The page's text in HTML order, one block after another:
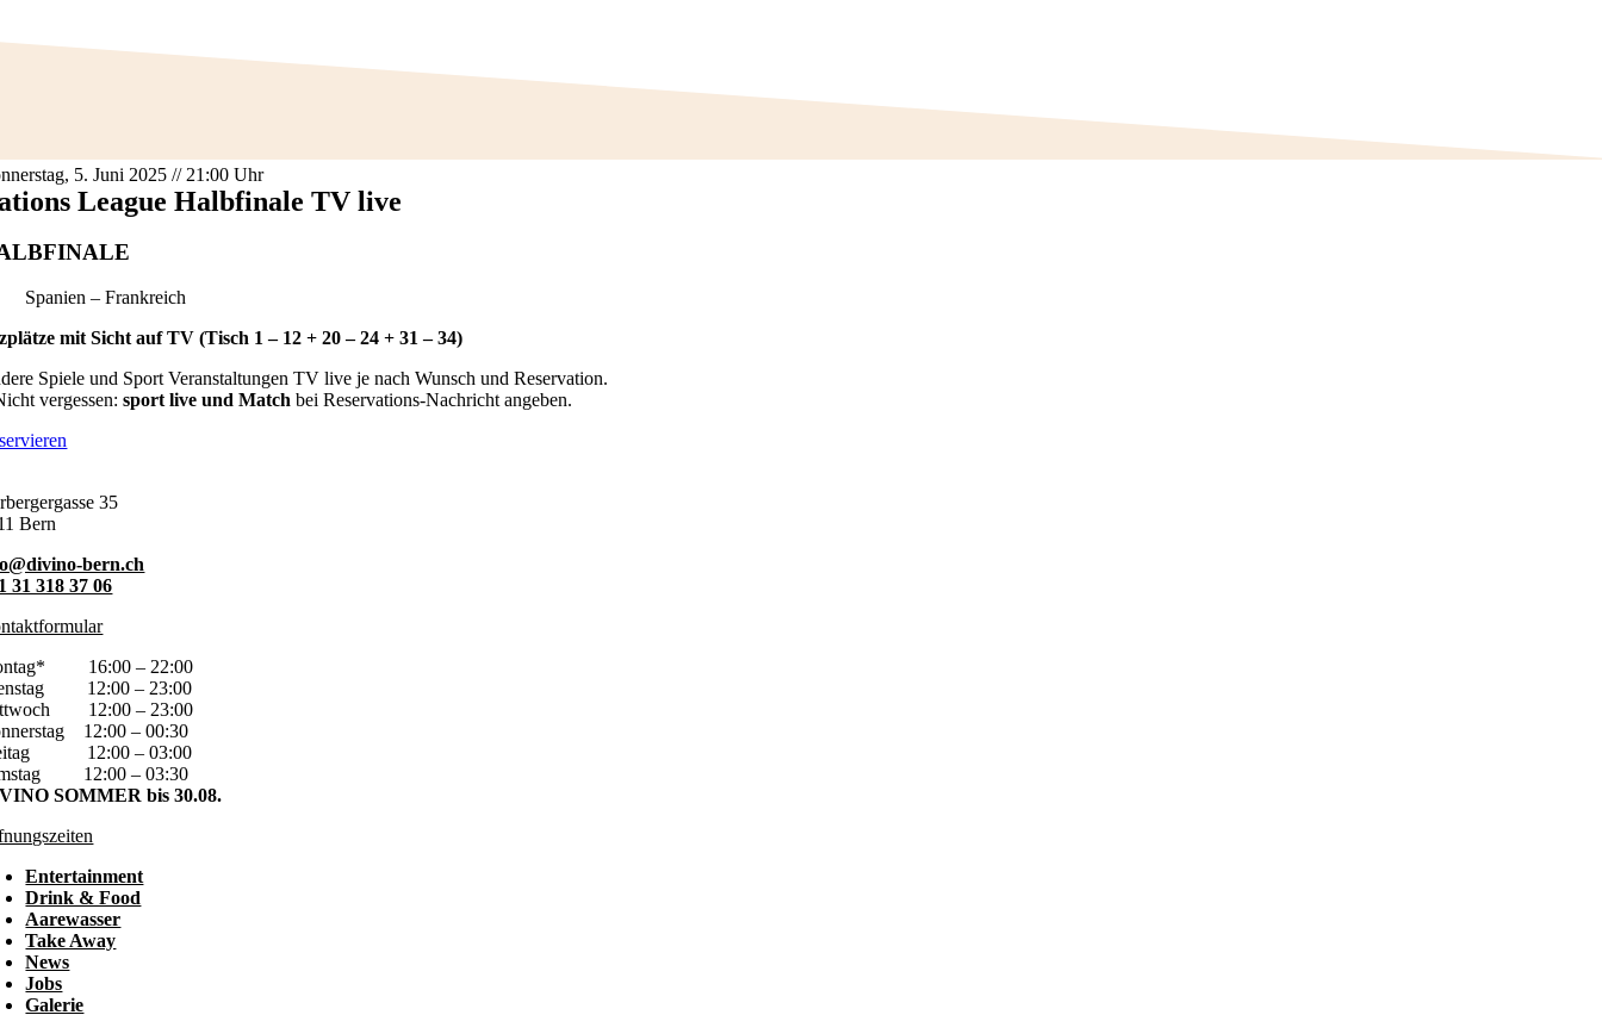
5. Juni 2025 // 21:00 Uhr
League Halbfinale TV live
Spanien – Frankreich
mit Sicht auf TV (Tisch 1 – 12 + 20 – 24 + 31 – 34)
Spiele und Sport Veranstaltungen TV live je nach Wunsch und Reservation.
vergessen:sport live und Match bei Reservations-Nachricht angeben.
35
Bern
bern.ch
31 318 37 06
16:00 – 22:00
12:00 – 23:00
12:00 – 23:00
12:00 – 00:30
12:00 – 03:00
12:00 – 03:30
SOMMER bis 30.08.
Entertainment
Drink & Food
Aarewasser
Take Away
News
Jobs
Galerie